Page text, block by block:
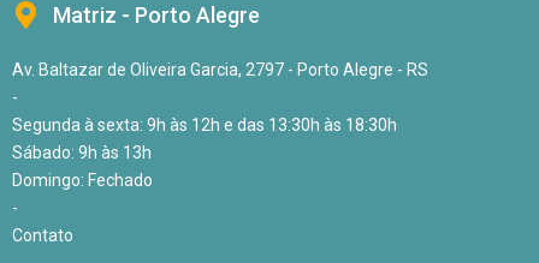
Matriz - Porto Alegre
Av. Baltazar de Oliveira Garcia, 2797 - Porto Alegre - RS
-
Segunda à sexta: 9h às 12h e das 13:30h às 18:30h
Sábado: 9h às 13h
Domingo: Fechado
-
Contato